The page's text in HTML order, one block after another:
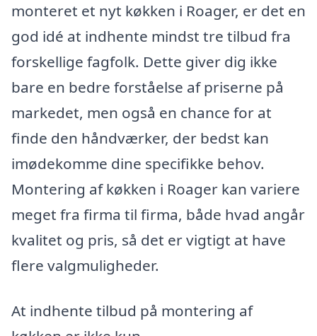
monteret et nyt køkken i Roager, er det en
god idé at indhente mindst tre tilbud fra
forskellige fagfolk. Dette giver dig ikke
bare en bedre forståelse af priserne på
markedet, men også en chance for at
finde den håndværker, der bedst kan
imødekomme dine specifikke behov.
Montering af køkken i Roager kan variere
meget fra firma til firma, både hvad angår
kvalitet og pris, så det er vigtigt at have
flere valgmuligheder.
At indhente tilbud på montering af